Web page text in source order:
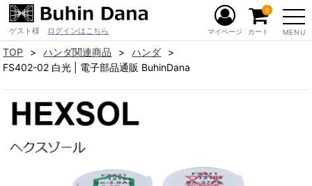
ゲスト様 ログインはこちら MENU
マイページ カート
0
TOP ハンダ関連商品
ハンダ
FS402-02 白光 | 電子部品通販 BuhinDana